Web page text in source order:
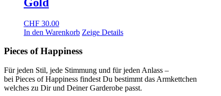
CHF 30.00
In den Warenkorb Zeige Details
Pieces of Happiness
Für jeden Stil, jede Stimmung und für jeden Anlass –
bei Pieces of Happiness findest Du bestimmt das Armkettchen
welches zu Dir und Deiner Garderobe passt.